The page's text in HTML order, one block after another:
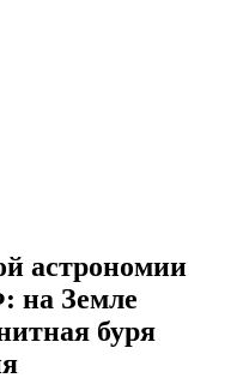
астрономии
Земле
буря